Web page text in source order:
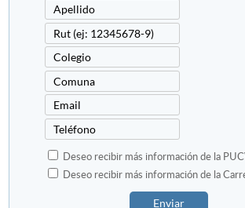
Deseo recibir más información de la
Deseo recibir más información de la
Enviar